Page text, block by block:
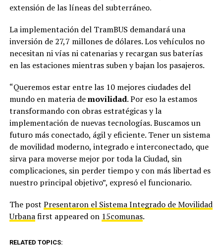
extensión de las líneas del subterráneo.
La implementación del TramBUS demandará una
inversión de 27,7 millones de dólares. Los vehículos no
necesitan ni vías ni catenarias y recargan sus baterías
en las estaciones mientras suben y bajan los pasajeros.
“Queremos estar entre las 10 mejores ciudades del
mundo en materia demovilidad. Por eso la estamos
transformando con obras estratégicas y la
implementación de nuevas tecnologías. Buscamos un
futuro más conectado, ágil y eficiente. Tener un sistema
de movilidad moderno, integrado e interconectado, que
sirva para moverse mejor por toda la Ciudad, sin
complicaciones, sin perder tiempo y con más libertad es
nuestro principal objetivo”, expresó el funcionario.
The post Presentaron el Sistema Integrado de Movilidad
Urbanafirst appeared on 15comunas.
RELATED TOPICS: